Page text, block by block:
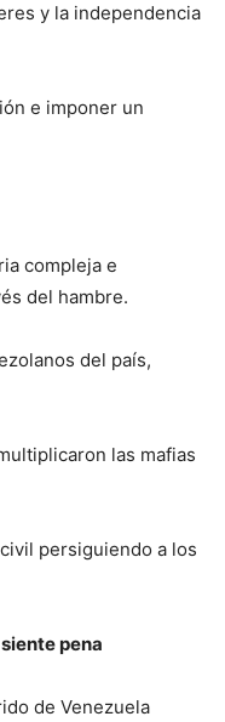
y la independencia
e imponer un
compleja e
del hambre.
del país,
las mafias
persiguiendo a los
pena
de Venezuela